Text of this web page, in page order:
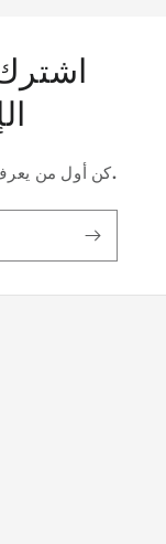
كن أول من يعرف عن مجموعات جديدة وعروض حصرية.